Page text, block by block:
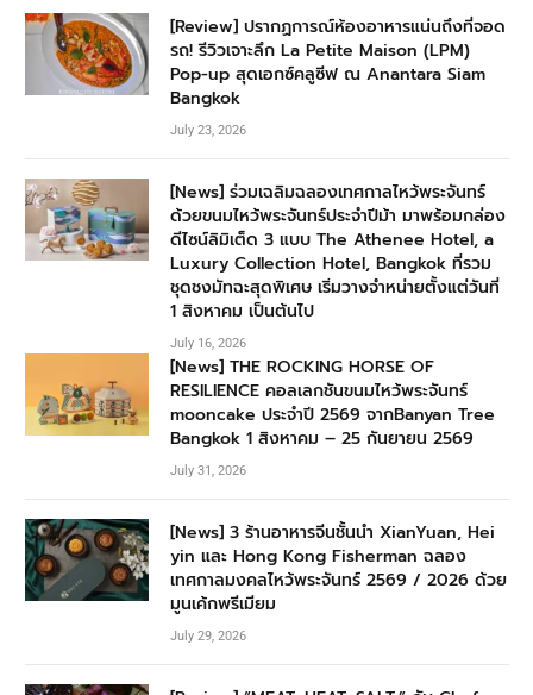
[Review] ปรากฏการณ์ห้องอาหารแน่นถึงที่จอด
รถ! รีวิวเจาะลึก La Petite Maison (LPM)
Pop-up สุดเอกซ์คลูซีฟ ณ Anantara Siam
Bangkok
July 23, 2026
[News] ร่วมเฉลิมฉลองเทศกาลไหว้พระจันทร์
ด้วยขนมไหว้พระจันทร์ประจำปีม้า มาพร้อมกล่อง
ดีไซน์ลิมิเต็ด 3 แบบ The Athenee Hotel, a
Luxury Collection Hotel, Bangkok ที่รวม
ชุดชงมัทฉะสุดพิเศษ เริ่มวางจำหน่ายตั้งแต่วันที่
1 สิงหาคม เป็นต้นไป
July 16, 2026
[News] THE ROCKING HORSE OF
RESILIENCE คอลเลกชันขนมไหว้พระจันทร์
mooncake ประจำปี 2569 จากBanyan Tree
Bangkok 1 สิงหาคม – 25 กันยายน 2569
July 31, 2026
[News] 3 ร้านอาหารจีนชั้นนำ XianYuan, Hei
yin และ Hong Kong Fisherman ฉลอง
เทศกาลมงคลไหว้พระจันทร์ 2569 / 2026 ด้วย
มูนเค้กพรีเมียม
July 29, 2026